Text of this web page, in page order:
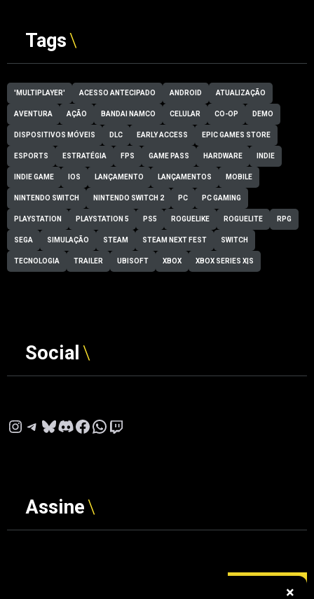
Tags
'MULTIPLAYER' ACESSO ANTECIPADO ANDROID ATUALIZAÇÃO
AVENTURA AÇÃO BANDAI NAMCO CELULAR CO-OP DEMO
DISPOSITIVOS MÓVEIS DLC EARLY ACCESS EPIC GAMES STORE
ESPORTS ESTRATÉGIA FPS GAME PASS HARDWARE INDIE
INDIE GAME IOS LANÇAMENTO LANÇAMENTOS MOBILE
NINTENDO SWITCH NINTENDO SWITCH 2 PC PC GAMING
PLAYSTATION PLAYSTATION 5 PS5 ROGUELIKE ROGUELITE RPG
SEGA SIMULAÇÃO STEAM STEAM NEXT FEST SWITCH
TECNOLOGIA TRAILER UBISOFT XBOX XBOX SERIES X|S
Social
Instagram
Telegram
Bluesky
Discord
Facebook
WhatsApp
Twitch
Assine
ASSINAR×